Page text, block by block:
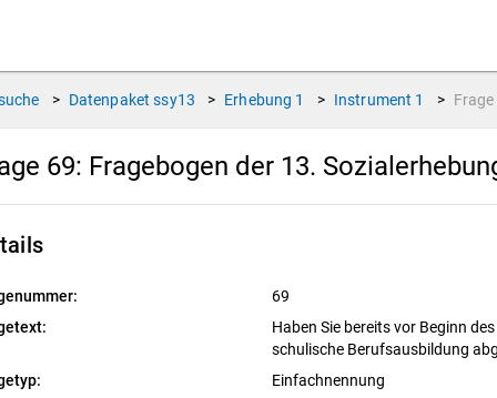
> Datenpaket ssy13 > Erhebung 1 > Instrument 1 > Frage
69: Fragebogen der 13.
69
Haben Sie bereits vor Beginn
schulische Berufsausbildung
Einfachnennung